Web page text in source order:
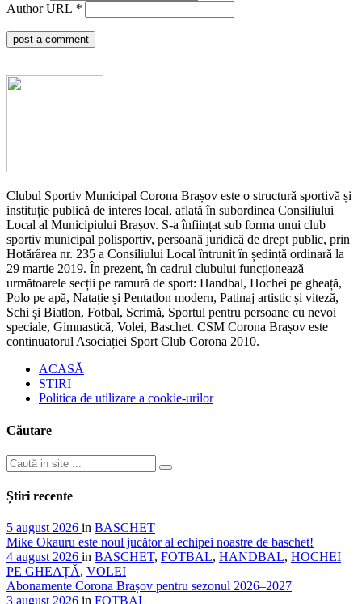
Author URL *
post a comment
Clubul Sportiv Municipal Corona Brașov este o structură sportivă și
instituție publică de interes local, aflată în subordinea Consiliului
Local al Municipiului Brașov. S-a înființat sub forma unui club
sportiv municipal polisportiv, persoană juridică de drept public, prin
Hotărârea nr. 235 a Consiliului Local întrunit în ședință ordinară la
29 martie 2019. În prezent, în cadrul clubului funcționează
următoarele secții pe ramură de sport: Handbal, Hochei pe gheață,
Polo pe apă, Natație și Pentatlon modern, Patinaj artistic și viteză,
Schi și Biatlon, Fotbal, Scrimă, Sportul pentru persoane cu nevoi
speciale, Gimnastică, Volei, Baschet. CSM Corona Brașov este
continuatorul Asociației Sport Club Corona 2010.
ACASĂ
STIRI
Politica de utilizare a cookie-urilor
Căutare
Știri recente
5 august 2026 in BASCHET
Mike Okauru este noul jucător al echipei noastre de baschet!
4 august 2026 in BASCHET, FOTBAL, HANDBAL, HOCHEI
PE GHEAȚĂ, VOLEI
Abonamente Corona Brașov pentru sezonul 2026–2027
3 august 2026 in FOTBAL